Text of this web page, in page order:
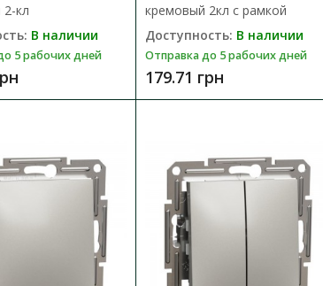
Schneider Asfora алюминий 2-кл
В наличии
5 рабочих дней
выключатель Schneider Electric Asfora EPH0300161
кл
В наличии
5 рабочих дней
кремовый 2кл с рамкой
Доступность: В наличии
Отправка до 5 рабочих дней
179.71 грн